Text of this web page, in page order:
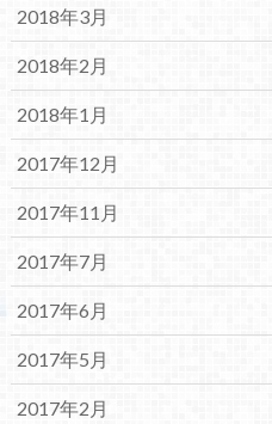
2018年3月
2018年2月
2018年1月
2017年12月
2017年11月
2017年7月
2017年6月
2017年5月
2017年2月